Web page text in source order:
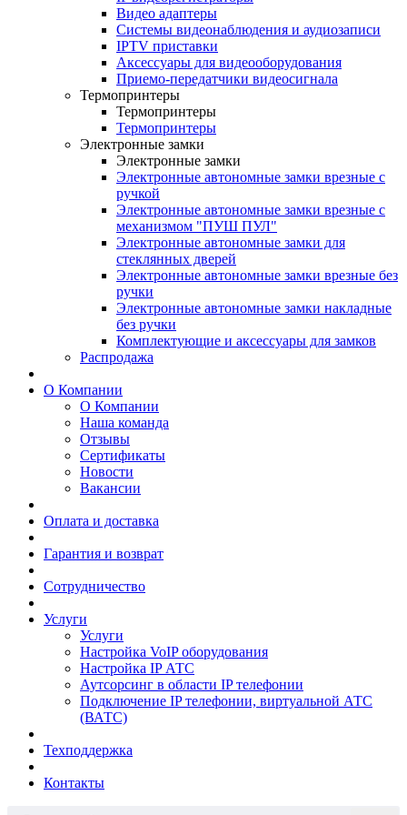
Видео адаптеры
Системы видеонаблюдения и аудиозаписи
IPTV приставки
Аксессуары для видеооборудования
Приемо-передатчики видеосигнала
Термопринтеры
Термопринтеры
Термопринтеры
Электронные замки
Электронные замки
Электронные автономные замки врезные с
ручкой
Электронные автономные замки врезные с
механизмом "ПУШ ПУЛ"
Электронные автономные замки для
стеклянных дверей
Электронные автономные замки врезные без
ручки
Электронные автономные замки накладные
без ручки
Комплектующие и аксессуары для замков
Распродажа
О Компании
О Компании
Наша команда
Отзывы
Сертификаты
Новости
Вакансии
Оплата и доставка
Гарантия и возврат
Сотрудничество
Услуги
Услуги
Настройка VoIP оборудования
Настройка IP АТС
Аутсорсинг в области IP телефонии
Подключение IP телефонии, виртуальной АТС
(ВАТС)
Техподдержка
Контакты